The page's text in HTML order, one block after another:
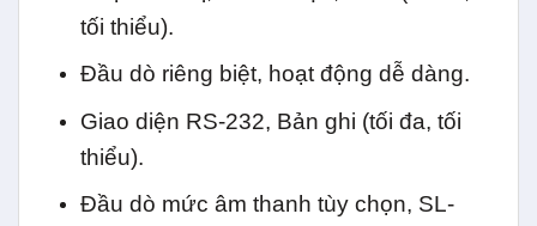
tối thiểu).
Đầu dò riêng biệt, hoạt động dễ dàng.
Giao diện RS-232, Bản ghi (tối đa, tối
thiểu).
Đầu dò mức âm thanh tùy chọn, SL-